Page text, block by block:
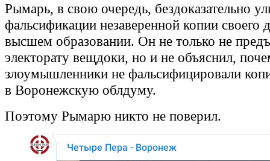
Рымарь, в свою очередь, бездоказательно
фальсификации незаверенной копии своего
высшем образовании. Он не только не
электорату вещдоки, но и не объяснил,
злоумышленники не фальсифицировали
в Воронежскую облдуму.
Поэтому Рымарю никто не поверил.